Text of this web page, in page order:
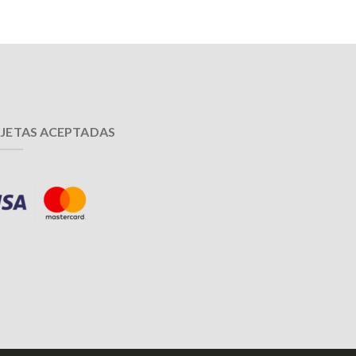
ACEPTADAS